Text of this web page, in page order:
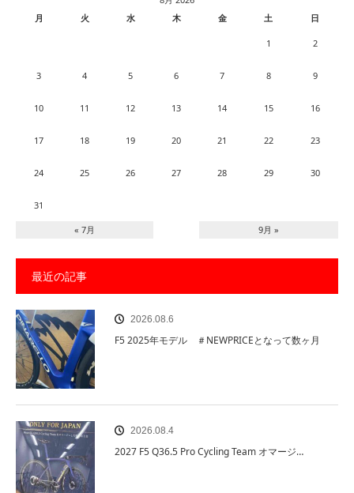
月
火 水 木 金 土 日
1 2
3 4 5 6 7 8 9
10 11 12 13 14 15 16
17 18 19 20 21 22 23
24 25 26 27 28 29 30
31
« 7月 9月 »
最近の記事
2026.08.6
F5 2025年モデル ＃NEWPRICEとなって数ヶ月
2026.08.4
2027 F5 Q36.5 Pro Cycling Team オマージ…